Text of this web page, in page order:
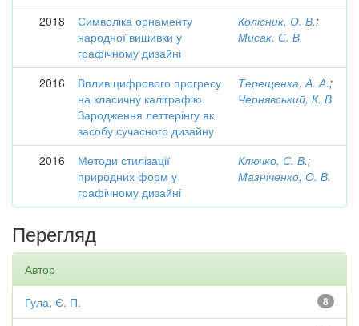
2018
Символіка орнаменту
народної вишивки у
графічному дизайні
Колісник, О. В.;
Мисак, С. В.
2016
Вплив цифрового прогресу
на класичну каліграфію.
Зародження леттерінгу як
засобу сучасного дизайну
Терещенка, А. А.;
Чернявський, К. В.
2016
Методи стилізації
природних форм у
графічному дизайні
Ключко, С. В.;
Мазніченко, О. В.
Перегляд
Автор
8
Гула, Є. П.